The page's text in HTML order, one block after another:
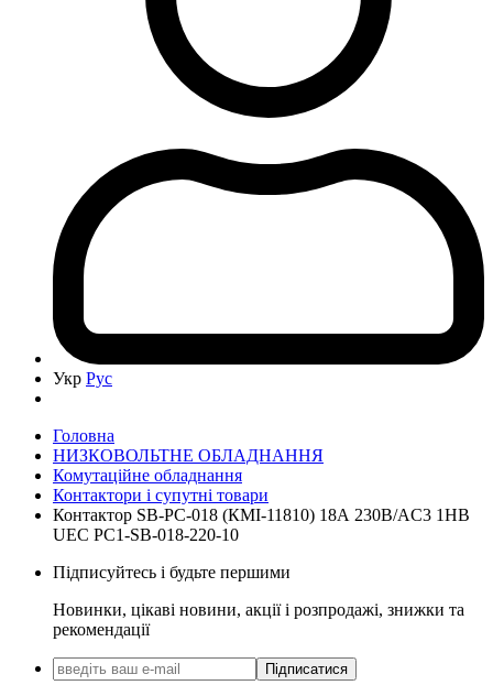
Укр Рус
Головна
НИЗКОВОЛЬТНЕ ОБЛАДНАННЯ
Комутаційне обладнання
Контактори і супутні товари
Контактор SB-РC-018 (КМІ-11810) 18А 230В/AC3 1НВ
UEC PC1-SB-018-220-10
Підписуйтесь і будьте першими
Новинки, цікаві новини, акції і розпродажі, знижки та
рекомендації
Підписатися